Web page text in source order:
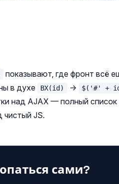
показывают, где фронт всё
в духе
BX(id) → $('#' +
над AJAX — полный
чистый JS.
сами?